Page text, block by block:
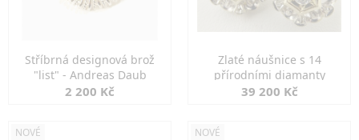
Stříbrná designová brož
"list" - Andreas Daub
2 200 Kč
Zlaté náušnice s 14
přírodními diamanty
39 200 Kč
NOVÉ NOVÉ